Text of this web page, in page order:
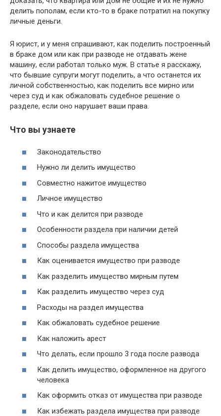
делить пополам, если кто-то в браке потратил на покупку
личные деньги.
Я юрист, и у меня спрашивают, как поделить построенный
в браке дом или как при разводе не отдавать жене
машину, если работал только муж. В статье я расскажу,
что бывшие супруги могут поделить, а что останется их
личной собственностью, как поделить все мирно или
через суд и как обжаловать судебное решение о
разделе, если оно нарушает ваши права.
Что вы узнаете
Законодательство
Нужно ли делить имущество
Cовместно нажитое имущество
Личное имущество
Что и как делится при разводе
Особенности раздела при наличии детей
Способы раздела имущества
Как оценивается имущество при разводе
Как разделить имущество мирным путем
Как разделить имущество через суд
Расходы на раздел имущества
Как обжаловать судебное решение
Как наложить арест
Что делать, если прошло 3 года после развода
Как делить имущество, оформленное на другого
человека
Как оформить отказ от имущества при разводе
Как избежать раздела имущества при разводе